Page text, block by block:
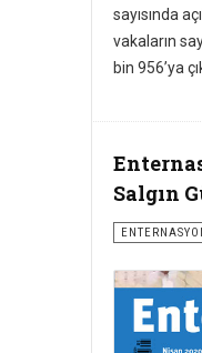
sayısında
vakaların
bin 956’ya
Salgın